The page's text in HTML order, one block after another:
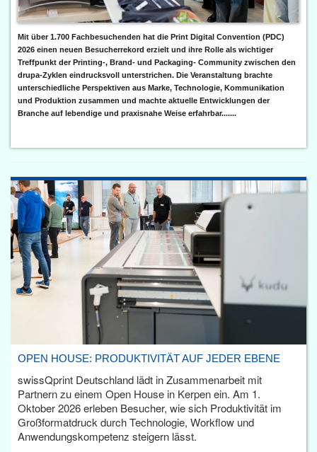
Mit über 1.700 Fachbesuchenden hat die Print Digital Convention (PDC)
2026 einen neuen Besucherrekord erzielt und ihre Rolle als wichtiger
Treffpunkt der Printing-, Brand- und Packaging- Community zwischen den
drupa-Zyklen eindrucksvoll unterstrichen. Die Veranstaltung brachte
unterschiedliche Perspektiven aus Marke, Technologie, Kommunikation
und Produktion zusammen und machte aktuelle Entwicklungen der
Branche auf lebendige und praxisnahe Weise erfahrbar.......
OPEN HOUSE: PRODUKTIVITÄT AUF JEDER EBENE
swissQprint Deutschland lädt in Zusammenarbeit mit
Partnern zu einem Open House in Kerpen ein. Am 1.
Oktober 2026 erleben Besucher, wie sich Produktivität im
Großformatdruck durch Technologie, Workflow und
Anwendungskompetenz steigern lässt.